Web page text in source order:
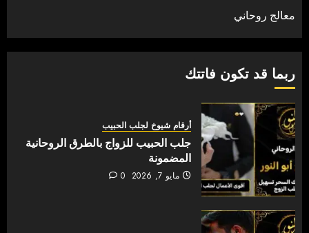
معالج روحاني
ربما قد تكون فاتتك
أرقام شيوخ لجلب الحبيب
جلب الحبيب للزواج بالطرق الروحانية
المضمونة
مايو 7, 2026 0